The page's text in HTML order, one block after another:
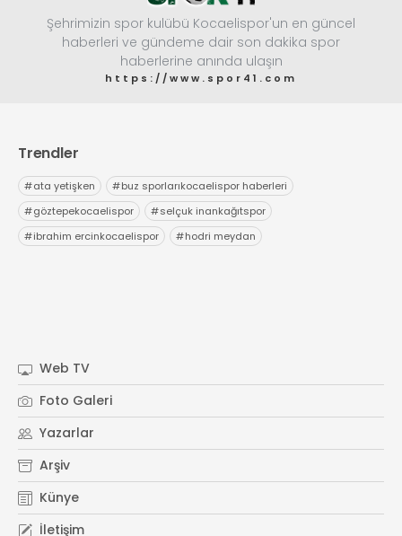
Şehrimizin spor kulübü Kocaelispor'un en güncel
haberleri ve gündeme dair son dakika spor
haberlerine anında ulaşın
https://www.spor41.com
Trendler
#ata yetişken #buz sporlarıkocaelispor haberleri
#göztepekocaelispor #selçuk inankağıtspor
#ibrahim ercinkocaelispor #hodri meydan
Web TV
Foto Galeri
Yazarlar
Arşiv
Künye
İletişim